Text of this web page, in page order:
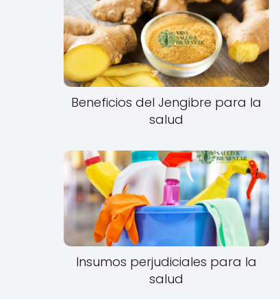
Beneficios del Jengibre para la
salud
Insumos perjudiciales para la
salud